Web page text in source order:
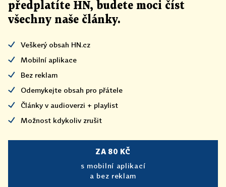
předplatíte HN, budete moci číst
všechny naše články.
Veškerý obsah HN.cz
Mobilní aplikace
Bez reklam
Odemykejte obsah pro přátele
Články v audioverzi + playlist
Možnost kdykoliv zrušit
ZA 80 KČ
s mobilní aplikací
a bez reklam